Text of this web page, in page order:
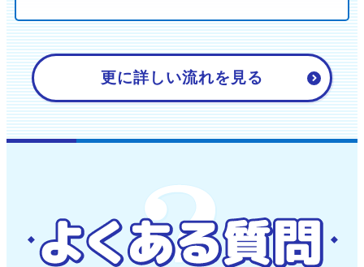
更に詳しい流れを見る